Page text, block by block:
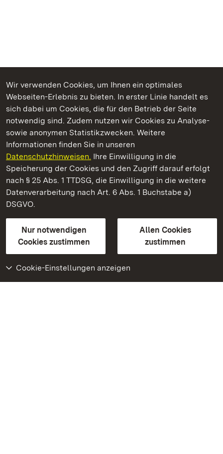
Wir verwenden Cookies, um Ihnen ein optimales
Webseiten-Erlebnis zu bieten. In erster Linie handelt es
sich dabei um Cookies, die für den Betrieb der Seite
notwendig sind. Zudem nutzen wir Cookies zu Analyse-
sowie anonymen Statistikzwecken. Weitere
Informationen finden Sie in unseren
Datenschutzhinweisen. Ihre Einwilligung in die
Speicherung der Cookies und den Zugriff darauf erfolgt
nach § 25 Abs. 1 TTDSG, die Einwilligung in die weitere
Datenverarbeitung nach Art. 6 Abs. 1 Buchstabe a)
DSGVO.
Nur notwendigen
Cookies zustimmen
Allen Cookies
zustimmen
Cookie-Einstellungen anzeigen
Kommen. Staunen. Genießen.
Schloss Kirchheim
Staatliche Schlösser und Gärten Baden-Württemberg
Kontakt
GebärdenspracheLeichte Sprache
Erklärung zur Barrierefreiheit
BITV-konform (geprüfte Seiten)
Weiteres